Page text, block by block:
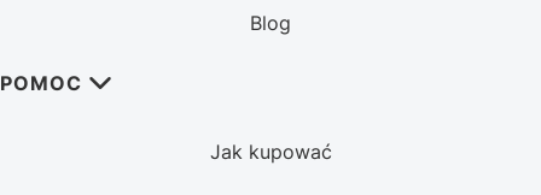
Blog
POMOC
Jak kupować